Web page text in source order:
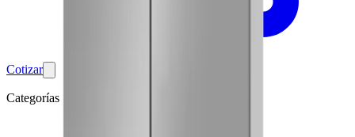
Cotizar
Categorías